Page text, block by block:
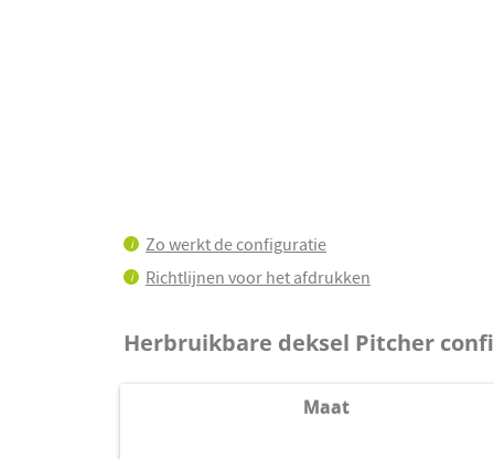
i Zo werkt de configuratie
i Richtlijnen voor het afdrukken
Herbruikbare deksel Pitcher
Maat